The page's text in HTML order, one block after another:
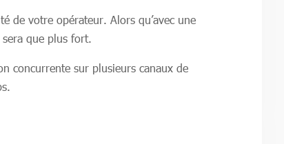
de votre opérateur. Alors qu’avec une
sera que plus fort.
concurrente sur plusieurs canaux de